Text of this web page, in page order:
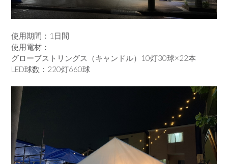
使用期間：1日間
使用電材：
グローブストリングス（キャンドル）10灯30球×22本
LED球数：220灯660球